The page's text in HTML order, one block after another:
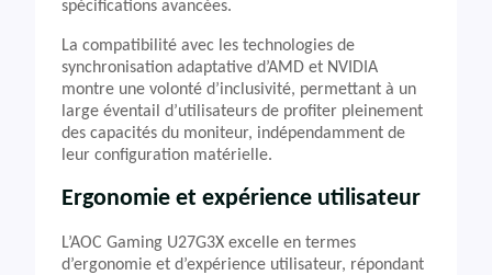
spécifications avancées.
La compatibilité avec les technologies de
synchronisation adaptative d’AMD et NVIDIA
montre une volonté d’inclusivité, permettant à un
large éventail d’utilisateurs de profiter pleinement
des capacités du moniteur, indépendamment de
leur configuration matérielle.
Ergonomie et expérience utilisateur
L’AOC Gaming U27G3X excelle en termes
d’ergonomie et d’expérience utilisateur, répondant